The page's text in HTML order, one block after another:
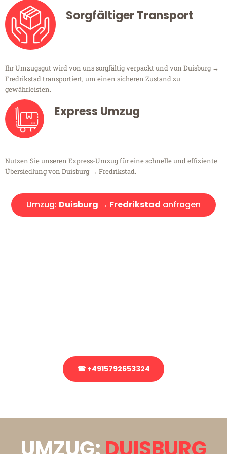
Sorgfältiger Transport
Ihr Umzugsgut wird von uns sorgfältig verpackt und von Duisburg →
Fredrikstad transportiert, um einen sicheren Zustand zu
gewährleisten.
Express Umzug
Nutzen Sie unseren Express-Umzug für eine schnelle und effiziente
Übersiedlung von Duisburg → Fredrikstad.
Umzug: Duisburg → Fredrikstad anfragen
☎ +4915792653324